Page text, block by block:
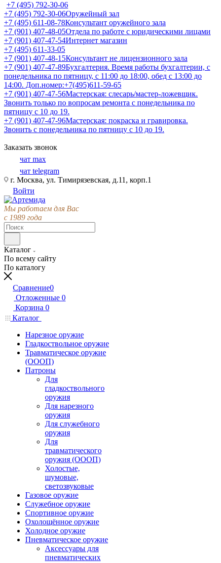
+7 (495) 792-30-06
+7 (495) 792-30-06Оружейный зал
+7 (495) 611-08-78Консультант оружейного зала
+7 (901) 407-48-05Отдела по работе с юридическими лицами
+7 (901) 407-47-54Интернет магазин
+7 (495) 611-33-05
+7 (901) 407-48-15Консультант не лицензионного зала
+7 (901) 407-47-89Бухгалтерия. Время работы бухгалтерии, с
понедельника по пятницу, с 11:00 до 18:00, обед с 13:00 до
14:00. Доп.номер:+7(495)611-59-65
+7 (901) 407-47-56Мастерская: слесарь/мастер-ложевщик.
Звонить только по вопросам ремонта с понедельника по
пятницу с 10 до 19.
+7 (901) 407-47-96Мастерская: покраска и гравировка.
Звонить с понедельника по пятницу с 10 до 19.
Заказать звонок
чат max
чат telegram
г. Москва, ул. Тимирязевская, д.11, корп.1
Войти
Мы работаем для Вас
с 1989 года
Каталог
По всему сайту
По каталогу
Сравнение0
Отложенные 0
Корзина 0
Каталог
Нарезное оружие
Гладкоствольное оружие
Травматическое оружие
(ОООП)
Патроны
Для
гладкоствольного
оружия
Для нарезного
оружия
Для служебного
оружия
Для
травматического
оружия (ОООП)
Холостые,
шумовые,
светозвуковые
Газовое оружие
Служебное оружие
Спортивное оружие
Охолощённое оружие
Холодное оружие
Пневматическое оружие
Аксессуары для
пневматических